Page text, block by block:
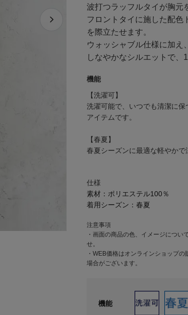
波打つラッフルタイが胸元
フロントタイに施した配色
を際立たせます。
ウォッシャブル仕様に加え
しなやかなシルエットで、
機能
【洗濯可】
洗濯可能で、いつでも清潔に
アイテムです。
【春夏】
春夏シーズンに最適な軽やかで
仕様
素材： ポリエステル100％
着用シーズン： 春夏
注意事項
・画面の商品の色、イメージについ
せ。
・WEB価格はオンラインショップ
場合がございます。
機能